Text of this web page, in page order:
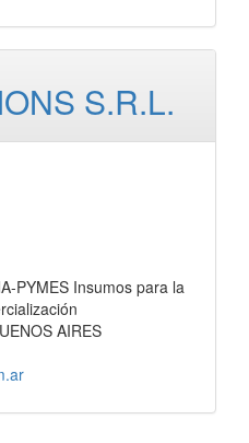
S.R.L.
PYMES Insumos para la
AIRES